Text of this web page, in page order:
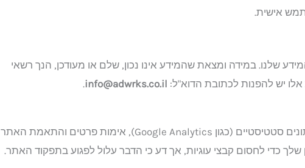
אישית.
שלנו. במידה ומצאת שהמידע אינו נכון, שלם או מעודכן, הנך רשאי
יש להפנות לכתובת הדוא"ל: info@adwrks.co.il
.
האתר משתמש ב-"Cookies" לצורך תפעולו התקין, איסוף נתונים סטטיסטיים (כגון Google Analytics), אימות פרטים והתאמת האתר
כדי לחסום קבצי עוגיות, אך דע כי הדבר עלול לפגוע בתפקוד האתר.